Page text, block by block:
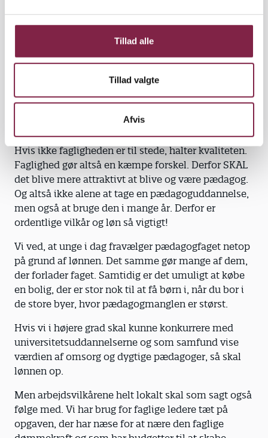
Tillad alle
Tillad valgte
Afvis
det, at ledere og pædagoger har ansvaret for en
hverdag for børnene, der i praksis varetages af unge
og ufaglærte, der ikke har kompetencerne. Det er en
politisk falliterklæring, men det er også et wake-up
får de vilkår og den anerkendelse, at flere vælger
den til.
Konsekvenserne, hvis der ikke gøres noget, kender
vi fra den seneste kvalitetsrapport for dagtilbud.
Hvis ikke fagligheden er til stede, halter kvaliteten.
Faglighed gør altså en kæmpe forskel. Derfor SKAL
det blive mere attraktivt at blive og være pædagog.
Og altså ikke alene at tage en pædagoguddannelse,
men også at bruge den i mange år. Derfor er
ordentlige vilkår og løn så vigtigt!
Vi ved, at unge i dag fravælger pædagogfaget netop
på grund af lønnen. Det samme gør mange af dem,
der forlader faget. Samtidig er det umuligt at købe
en bolig, der er stor nok til at få børn i, når du bor i
de store byer, hvor pædagogmanglen er størst.
Hvis vi i højere grad skal kunne konkurrere med
universitetsuddannelserne og som samfund vise
værdien af omsorg og dygtige pædagoger, så skal
lønnen op.
Men arbejdsvilkårene helt lokalt skal som sagt også
følge med. Vi har brug for faglige ledere tæt på
opgaven, der har næse for at nære den faglige